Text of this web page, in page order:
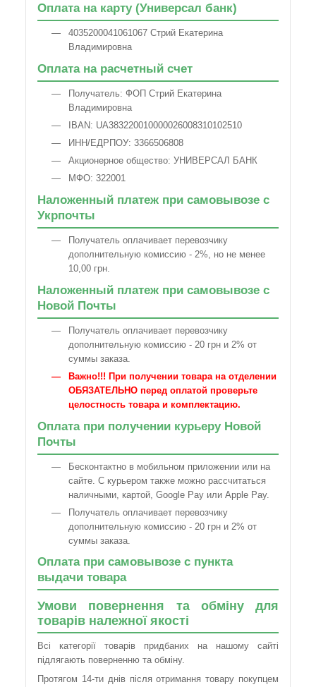
Оплата на карту (Универсал банк)
4035200041061067 Стрий Екатерина
Владимировна
Оплата на расчетный счет
Получатель: ФОП Стрий Екатерина
Владимировна
IBAN: UA383220010000026008310102510
ИНН/ЕДРПОУ: 3366506808
Акционерное общество: УНИВЕРСАЛ БАНК
МФО: 322001
Наложенный платеж при самовывозе с
Укрпочты
Получатель оплачивает перевозчику
дополнительную комиссию - 2%, но не менее
10,00 грн.
Наложенный платеж при самовывозе с
Новой Почты
Получатель оплачивает перевозчику
дополнительную комиссию - 20 грн и 2% от
суммы заказа.
Важно!!! При получении товара на отделении
ОБЯЗАТЕЛЬНО перед оплатой проверьте
целостность товара и комплектацию.
Оплата при получении курьеру Новой
Почты
Бесконтактно в мобильном приложении или на
сайте. С курьером также можно рассчитаться
наличными, картой, Google Pay или Apple Pay.
Получатель оплачивает перевозчику
дополнительную комиссию - 20 грн и 2% от
суммы заказа.
Оплата при самовывозе с пункта
выдачи товара
Умови повернення та обміну для
товарів належної якості
Всі категорії товарів придбаних на нашому сайті
підлягають поверненню та обміну.
Протягом 14-ти днів після отримання товару покупцем